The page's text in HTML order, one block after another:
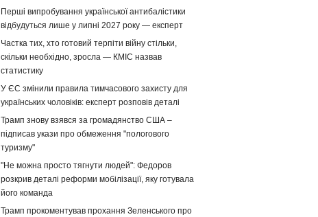
Перші випробування української антибалістики
відбудуться лише у липні 2027 року — експерт
Частка тих, хто готовий терпіти війну стільки,
скільки необхідно, зросла — КМІС назвав
статистику
У ЄС змінили правила тимчасового захисту для
українських чоловіків: експерт розповів деталі
Трамп знову взявся за громадянство США –
підписав укази про обмеження "пологового
туризму"
"Не можна просто тягнути людей": Федоров
розкрив деталі реформи мобілізації, яку готувала
його команда
Трамп прокоментував прохання Зеленського про